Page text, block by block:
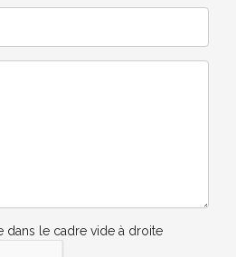
dans le cadre vide à droite